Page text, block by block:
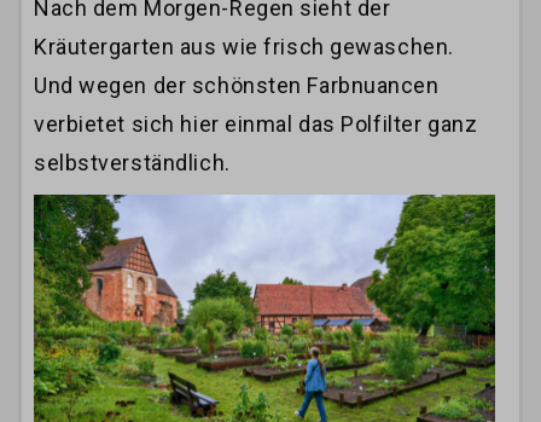
Nach dem Morgen-Regen sieht der
Kräutergarten aus wie frisch gewaschen.
Und wegen der schönsten Farbnuancen
verbietet sich hier einmal das Polfilter ganz
selbstverständlich.